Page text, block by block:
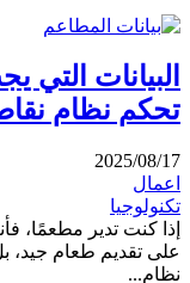
البيانات التي
تحكم نظام
2025/08/17
اعمال
تكنولوجيا
إذا كنت تدير مطعمًا،
على تقديم طعام جيد،
نظام...